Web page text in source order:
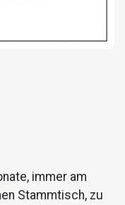
immer am
Stammtisch, zu